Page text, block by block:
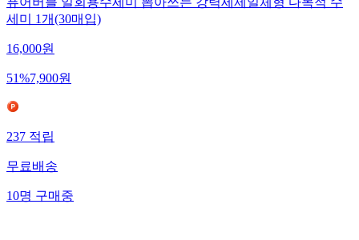
퓨어버블 일회용수세미 뽑아쓰는 강력세제일체형 다목적 수
세미 1개(30매입)
16,000원
51%7,900원
237적립
무료배송
10명구매중